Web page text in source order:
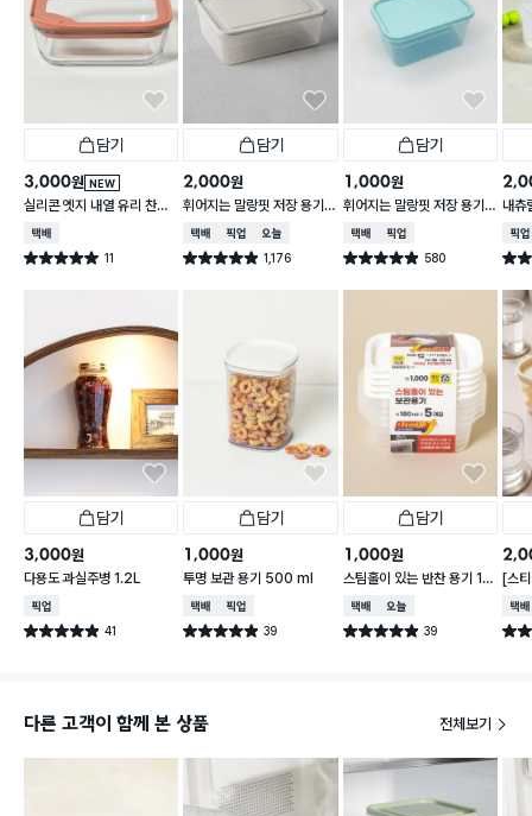
담기
NEW
3,000원
실리콘 엣지 내열 유리 찬통
550 ml
택배배송
별점 5.0점 11
건 작성
담기
2,000원
휘어지는 말랑핏 저장 용기
2 L 그레이
택배배송매장픽업오늘배송
별점 4.9점 1,176
건 작성
담기
1,000원
휘어지는 말랑핏 저장 용기
900ml 스카이블루
택배배송매장픽업
별점 4.9점 580
건 작성
내츄
매장
별점
담기
3,000원
다용도 과실주병 1.2L
매장픽업
별점 4.9점 41
건 작성
담기
1,000원
투명 보관 용기 500 ml
택배배송매장픽업
별점 4.9점 39
건 작성
담기
1,000원
스팀홀이 있는 반찬 용기 18
0 ml 5개입
택배배송오늘배송
별점 4.9점 39
건 작성
[스
가
택배
별점
다른 고객이 함께 본 상품 전체보기